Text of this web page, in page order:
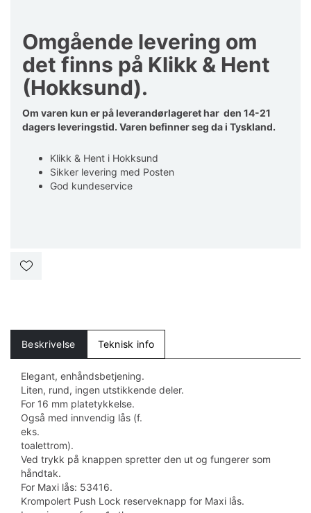
Omgående levering om
det finns på Klikk & Hent
(Hokksund).
Om varen kun er på leverandørlageret har den 14-21
dagers leveringstid. Varen befinner seg da i Tyskland.
Klikk & Hent i Hokksund
Sikker levering med Posten
God kundeservice
Beskrivelse Teknisk info
Elegant, enhåndsbetjening.
Liten, rund, ingen utstikkende deler.
For 16 mm platetykkelse.
Også med innvendig lås (f.
eks.
toalettrom).
Ved trykk på knappen spretter den ut og fungerer som
håndtak.
For Maxi lås: 53416.
Krompolert Push Lock reserveknapp for Maxi lås.